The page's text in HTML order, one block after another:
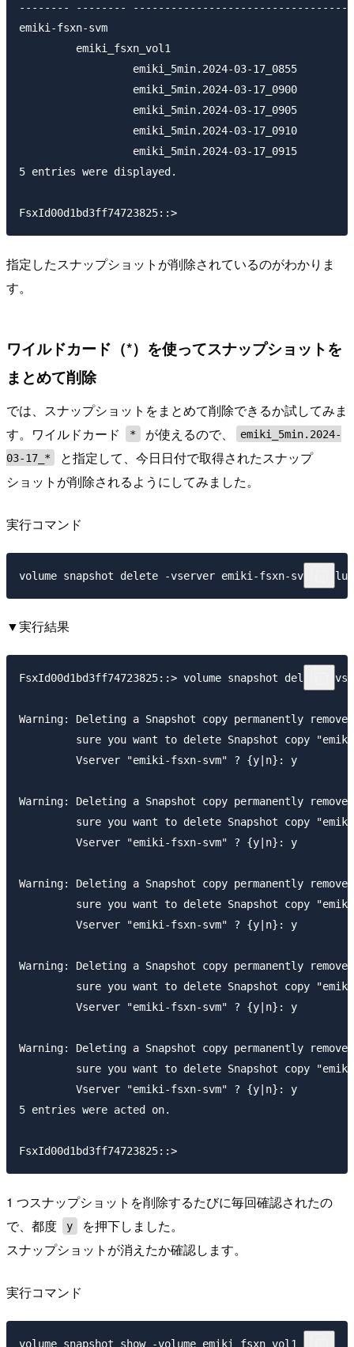
-------- --------
emiki-fsxn-svm
         emiki_fsxn_vol1
emiki_5min.2024-03-17_0855
emiki_5min.2024-03-17_0900
emiki_5min.2024-03-17_0905
emiki_5min.2024-03-17_0910
emiki_5min.2024-03-17_0915
5 entries were displayed.
指定したスナップショットが削除されているのがわかりま
す。
ワイルドカード（*）を使ってスナップショットを
まとめて削除
では、スナップショットをまとめて削除できるか試してみま
す。ワイルドカード
* が使えるので、
emiki_5min.2024-
03-17_*
と指定して、今日日付で取得されたスナップ
ショットが削除されるようにしてみました。
実行コマンド
▼実行結果
FsxId00d1bd3ff74723825::> volume snapshot delete -
Warning: Deleting a Snapshot copy permanently
sure you want to delete Snapshot copy
         Vserver "emiki-fsxn-svm" ? {y|n}: y
Warning: Deleting a Snapshot copy permanently
sure you want to delete Snapshot copy
         Vserver "emiki-fsxn-svm" ? {y|n}: y
Warning: Deleting a Snapshot copy permanently
sure you want to delete Snapshot copy
         Vserver "emiki-fsxn-svm" ? {y|n}: y
Warning: Deleting a Snapshot copy permanently
sure you want to delete Snapshot copy
         Vserver "emiki-fsxn-svm" ? {y|n}: y
Warning: Deleting a Snapshot copy permanently
sure you want to delete Snapshot copy
         Vserver "emiki-fsxn-svm" ? {y|n}: y
5 entries were acted on.
1 つスナップショットを削除するたびに毎回確認されたの
で、都度
y
を押下しました。
スナップショットが消えたか確認します。
実行コマンド